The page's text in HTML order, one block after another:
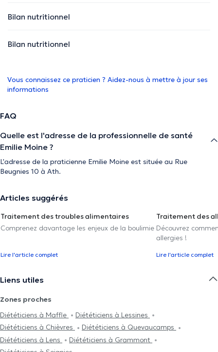
Bilan nutritionnel
Bilan nutritionnel
Vous connaissez ce praticien ? Aidez-nous à mettre à jour ses
informations
FAQ
Quelle est l'adresse de la professionnelle de santé
Emilie Moine ?
L'adresse de la praticienne Emilie Moine est située au Rue
Beugnies 10 à Ath.
Articles suggérés
Traitement des troubles alimentaires
Comprenez davantage les enjeux de la boulimie
Lire l'article complet
Traitement des
Découvrez
allergies !
Lire l'article complet
Liens utiles
Zones proches
Diététiciens à Maffle
Diététiciens à Lessines
Diététiciens à Chièvres
Diététiciens à Quevaucamps
Diététiciens à Lens
Diététiciens à Grammont